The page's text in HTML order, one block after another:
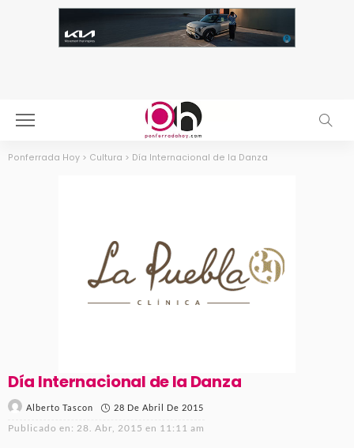
Ponferrada Hoy > Cultura > Día Internacional de la Danza
Día Internacional de la Danza
Alberto Tascon 28 De Abril De 2015
Publicado en: 28. Abr, 2015 en 11:11 am